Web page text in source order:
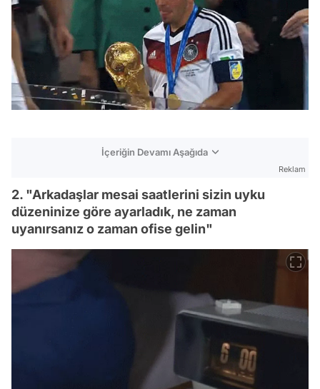
İçeriğin Devamı Aşağıda
Reklam
2. "Arkadaşlar mesai saatlerini sizin uyku
düzeninize göre ayarladık, ne zaman
uyanırsanız o zaman ofise gelin"